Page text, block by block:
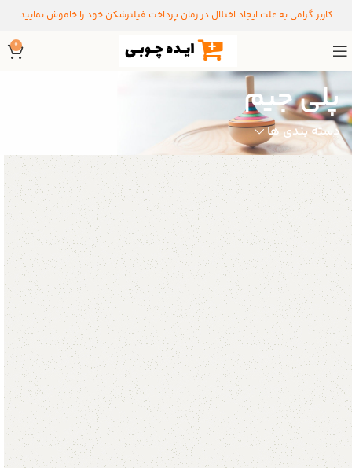
کاربر گرامی به علت ایجاد اختلال در زمان پرداخت فیلترشکن خود را خاموش نمایید
0
پلی جیم
دسته بندی ها